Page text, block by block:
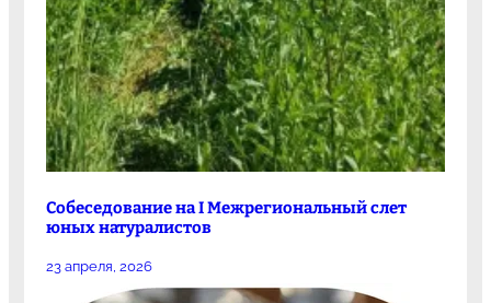
Собеседование на I Межрегиональный слет
юных натуралистов
23 апреля, 2026